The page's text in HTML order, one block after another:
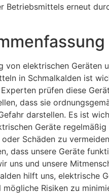
Betriebsmittels erneut
von elektrischen Geräten
in Schmalkalden ist
prüfen diese
dass sie
darstellen. Es ist
Geräte regelmäßig
Schäden zu
dass unsere Geräte
uns und unsere
hilft uns, elektrische
mögliche Risiken zu